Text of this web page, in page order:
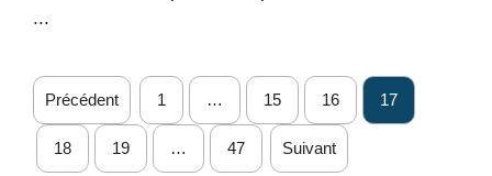
...
Précédent 1 … 15 16 17
18 19 … 47 Suivant